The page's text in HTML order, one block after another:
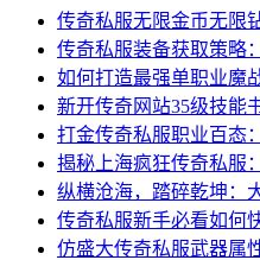
传奇私服无限金币无限
传奇私服装备获取策略
如何打造最强单职业魔
新开传奇网站35级技能
打金传奇私服职业百态
揭秘上海疯狂传奇私服
纵横沧海，踏碎乾坤：
传奇私服新手必看如何
仿盛大传奇私服武器属